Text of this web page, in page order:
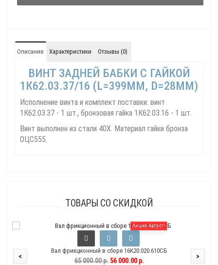
Описание Характеристики Отзывы (0)
ВИНТ ЗАДНЕЙ БАБКИ С ГАЙКОЙ
1К62.03.37/16 (L=399ММ, D=28ММ)
Исполнение винта и комплект поставки: винт
1К62.03.37 - 1 шт., бронзовая гайка 1К62.03.16 - 1 шт.
Винт выполнен из стали 40Х. Материал гайки бронза
ОЦС555.
ТОВАРЫ СО СКИДКОЙ
Акция Август!
Вал фрикционный в сборе 16К20.020.610СБ
65 000.00 р.56 000.00 р.
< >